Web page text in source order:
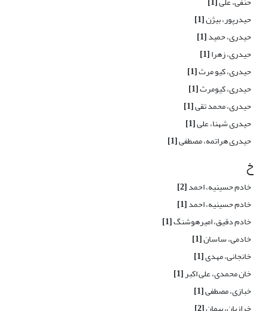
حیدرپور، بیژن[1]
حیدری، حمید[1]
حیدری، زهرا[1]
حیدری، کیو مرث[1]
حیدری، کیومرث[1]
حیدری، محمد تقی[1]
حیدری شهنا، علی[1]
حیدری هراتمه، مصطفی[1]
خ
خادم حسینیه، احمد[2]
خادم حسینیه، احمد[1]
خادم دقیق، امیرهوشنگ[1]
خادمی، ساسان[1]
خانجانی، مهدی[1]
خان محمدی، علی اکبر[1]
خبازی، مصطفی[1]